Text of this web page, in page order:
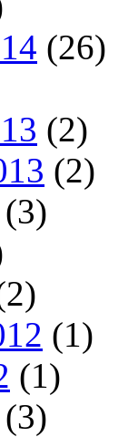
(26)
(2)
(2)
(3)
(1)
(1)
(3)